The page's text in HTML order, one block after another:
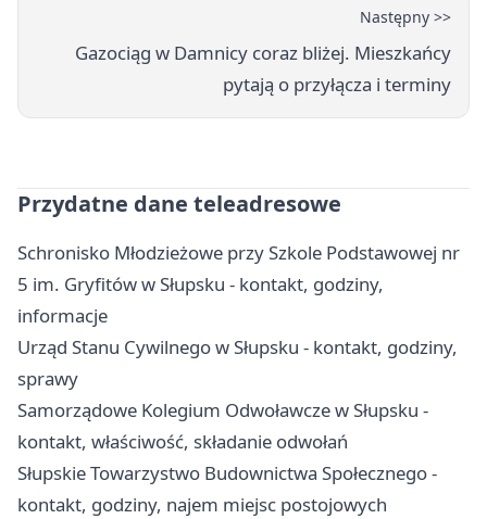
Następny >>
Gazociąg w Damnicy coraz bliżej. Mieszkańcy
pytają o przyłącza i terminy
Przydatne dane teleadresowe
Schronisko Młodzieżowe przy Szkole Podstawowej nr
5 im. Gryfitów w Słupsku - kontakt, godziny,
informacje
Urząd Stanu Cywilnego w Słupsku - kontakt, godziny,
sprawy
Samorządowe Kolegium Odwoławcze w Słupsku -
kontakt, właściwość, składanie odwołań
Słupskie Towarzystwo Budownictwa Społecznego -
kontakt, godziny, najem miejsc postojowych